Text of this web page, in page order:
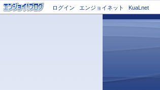
ログイン エンジョイネット KuaLnet